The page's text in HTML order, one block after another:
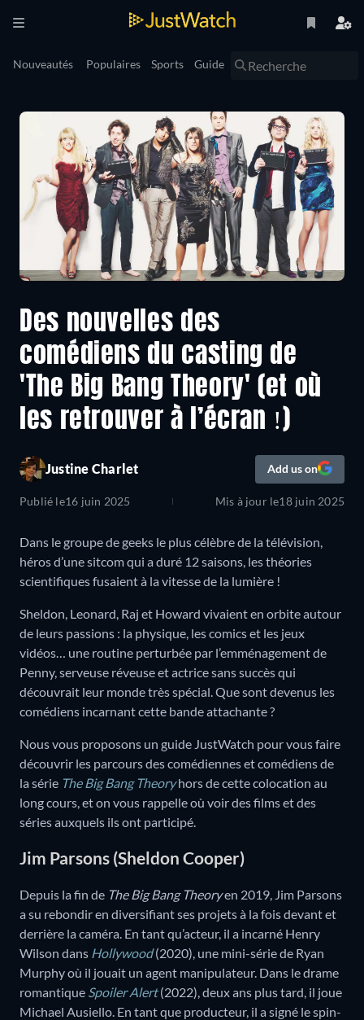
Nouveautés Populaires Sports Guide
Des nouvelles des
comédiens du casting de
'The Big Bang Theory' (et où
les retrouver à l’écran !)
Justine Charlet Add us on
Publié le16 juin 2025 Mis à jour le18 juin 2025
Dans le groupe de geeks le plus célèbre de la télévision,
héros d’une sitcom qui a duré 12 saisons, les théories
scientifiques fusaient à la vitesse de la lumière !
Sheldon, Leonard, Raj et Howard vivaient en orbite autour
de leurs passions : la physique, les comics et les jeux
vidéos… une routine perturbée par l’emménagement de
Penny, serveuse réveuse et actrice sans succès qui
découvrait leur monde très spécial. Que sont devenus les
comédiens incarnant cette bande attachante ?
Nous vous proposons un guide JustWatch pour vous faire
découvrir les parcours des comédiennes et comédiens de
la série The Big Bang Theoryhors de cette colocation au
long cours, et on vous rappelle où voir des films et des
séries auxquels ils ont participé.
Jim Parsons (Sheldon Cooper)
Depuis la fin de The Big Bang Theoryen 2019, Jim Parsons
a su rebondir en diversifiant ses projets à la fois devant et
derrière la caméra. En tant qu’acteur, il a incarné Henry
Wilson dans Hollywood (2020), une mini-série de Ryan
Murphy où il jouait un agent manipulateur. Dans le drame
romantique Spoiler Alert(2022), deux ans plus tard, il joue
Michael Ausiello. En tant que producteur, il a signé le spin-